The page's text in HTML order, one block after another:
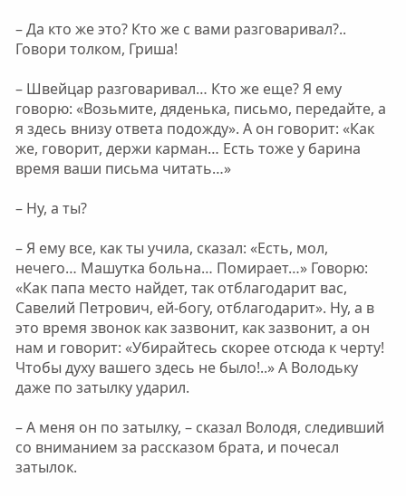
– Да кто же это? Кто же с вами разговаривал?..
Говори толком, Гриша!
– Швейцар разговаривал… Кто же еще? Я ему
говорю: «Возьмите, дяденька, письмо, передайте, а
я здесь внизу ответа подожду». А он говорит: «Как
же, говорит, держи карман… Есть тоже у барина
время ваши письма читать…»
– Ну, а ты?
– Я ему все, как ты учила, сказал: «Есть, мол,
нечего… Машутка больна… Помирает…» Говорю:
«Как папа место найдет, так отблагодарит вас,
Савелий Петрович, ей-богу, отблагодарит». Ну, а в
это время звонок как зазвонит, как зазвонит, а он
нам и говорит: «Убирайтесь скорее отсюда к черту!
Чтобы духу вашего здесь не было!..» А Володьку
даже по затылку ударил.
– А меня он по затылку, – сказал Володя, следивший
со вниманием за рассказом брата, и почесал
затылок.